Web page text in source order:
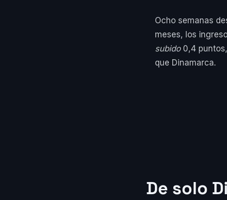
Ocho semanas
meses, los
subido0,4
que Dinamarca.
De solo